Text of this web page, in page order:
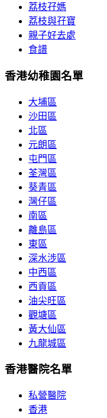
荔枝孖媽
荔枝與孖寶
親子好去處
食譜
香港幼稚園名單
大埔區
沙田區
北區
元朗區
屯門區
荃灣區
葵青區
灣仔區
南區
離島區
東區
深水涉區
中西區
西貢區
油尖旺區
觀塘區
黃大仙區
九龍城區
香港醫院名單
私營醫院
香港